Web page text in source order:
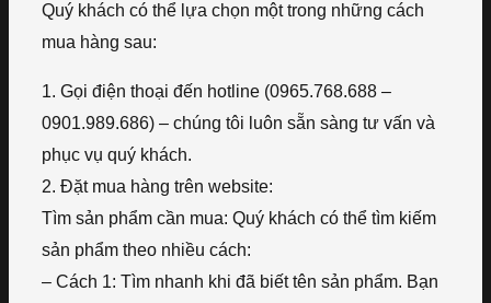
Quý khách có thể lựa chọn một trong những cách
mua hàng sau:
1. Gọi điện thoại đến hotline (0965.768.688 –
0901.989.686) – chúng tôi luôn sẵn sàng tư vấn và
phục vụ quý khách.
2. Đặt mua hàng trên website:
Tìm sản phẩm cần mua: Quý khách có thể tìm kiếm
sản phẩm theo nhiều cách:
– Cách 1: Tìm nhanh khi đã biết tên sản phẩm. Bạn